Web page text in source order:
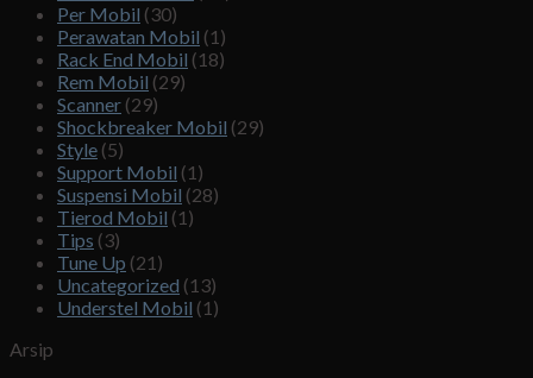
Per Mobil (30)
Perawatan Mobil (1)
Rack End Mobil (18)
Rem Mobil (29)
Scanner (29)
Shockbreaker Mobil (29)
Style (5)
Support Mobil (1)
Suspensi Mobil (28)
Tierod Mobil (1)
Tips (3)
Tune Up (21)
Uncategorized (13)
Understel Mobil (1)
Arsip